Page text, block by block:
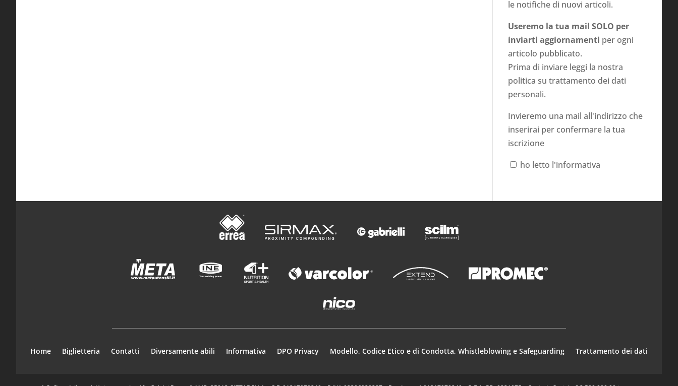
le notifiche di nuovi articoli.
Useremo la tua mail SOLO per
inviarti aggiornamenti per ogni
articolo pubblicato.
Prima di inviare leggi la nostra
politica su trattamento dei dati
personali.
Invieremo una mail all'indirizzo che
inserirai per confermare la tua
iscrizione
ho letto l'informativa
Home Biglietteria Contatti Diversamente abili Informativa DPO Privacy Modello, Codice Etico e di Condotta, Whistleblowing e Safeguarding Trattamento dei dati